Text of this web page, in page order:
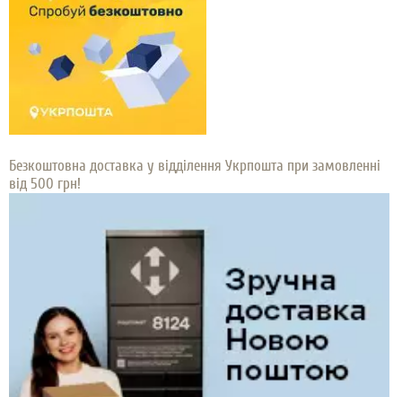
Безкоштовна доставка у відділення Укрпошта при замовленні
від 500 грн!